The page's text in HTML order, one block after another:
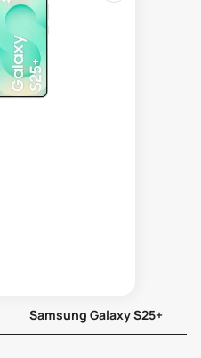
Samsung Galaxy S25+